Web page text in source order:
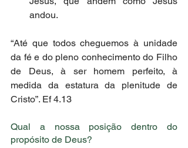
andou.
“Até que todos cheguemos à unidade
da fé e do pleno conhecimento do Filho
de Deus, à ser homem perfeito, à
medida da estatura da plenitude de
Cristo”. Ef 4.13
Qual a nossa posição dentro do
propósito de Deus?